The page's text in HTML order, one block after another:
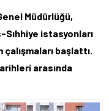
Müdürlüğü,
Sıhhiye istasyonları
çalışmaları başlattı.
arasında